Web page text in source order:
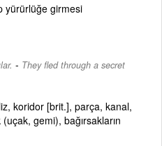
yürürlüğe girmesi
- They fled through a secret
koridor [brit.], parça, kanal,
gemi), bağırsakların